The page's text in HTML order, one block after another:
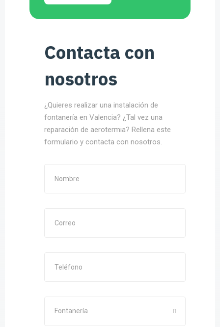
Contacta con
nosotros
¿Quieres realizar una instalación de
fontanería en Valencia? ¿Tal vez una
reparación de aerotermia? Rellena este
formulario y contacta con nosotros.
Fontanería